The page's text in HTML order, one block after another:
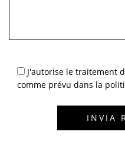
J'autorise le traitement
comme prévu dans la